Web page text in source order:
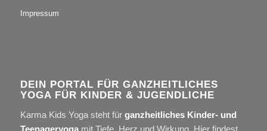
Impressum
DEIN PORTAL FÜR GANZHEITLICHES
YOGA FÜR KINDER & JUGENDLICHE
Karma Kids Yoga steht für ganzheitliches Kinder- und
Teenageryogamit Tiefe, Herz und Wirkung. Hier findest